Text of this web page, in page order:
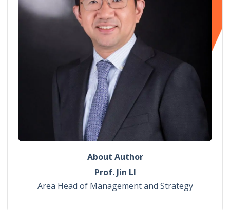
About Author
Prof. Jin LI
Area Head of Management and Strategy